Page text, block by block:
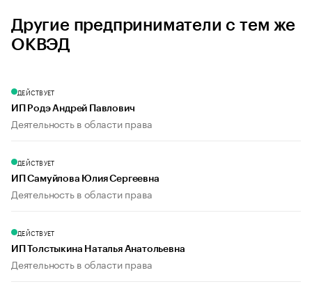
Другие предприниматели с тем же
ОКВЭД
ДЕЙСТВУЕТ
ИП Родэ Андрей Павлович
Деятельность в области права
ДЕЙСТВУЕТ
ИП Самуйлова Юлия Сергеевна
Деятельность в области права
ДЕЙСТВУЕТ
ИП Толстыкина Наталья Анатольевна
Деятельность в области права